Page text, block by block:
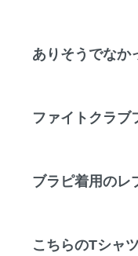
ありそうでなか
ファイトクラブ
ブラピ着用のレ
こちらのTシャ